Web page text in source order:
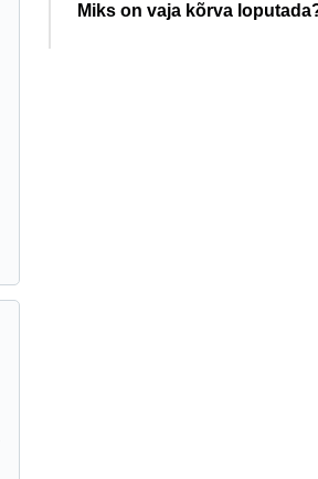
Miks on vaja kõrva